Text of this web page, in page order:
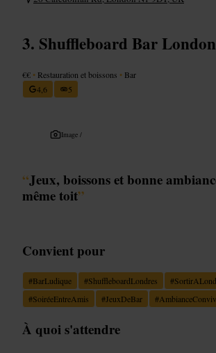
Shuffleboard Bar London
€€ • Restauration et boissons • Bar
4,6
5
Image /
“Jeux, boissons et bonne
même toit”
Convient pour
#BarLudique #ShuffleboardLondres #
#SoiréeEntreAmis #JeuxDeBar #
À quoi s'attendre